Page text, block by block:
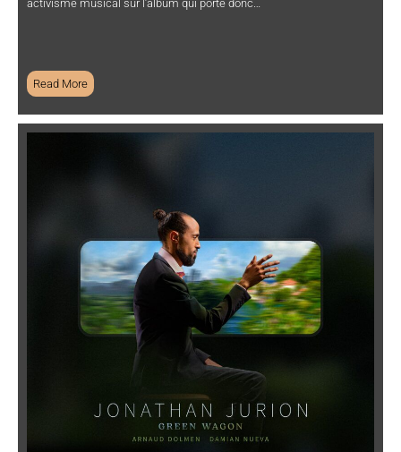
activisme musical sur l’album qui porte donc…
Read More